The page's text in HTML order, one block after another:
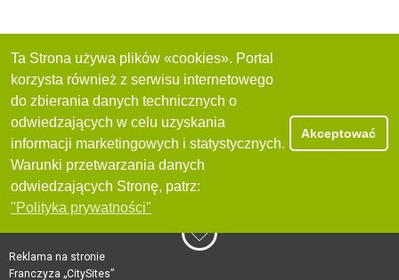
Ta Strona używa plików «cookies». Portal
korzysta również z serwisu internetowego
do zbierania danych technicznych o
odwiedzających w celu uzyskania
informacji marketingowych i statystycznych.
Warunki przetwarzania danych
odwiedzających Stronę, patrz:
"Polityka prywatności"
Akceptować
Reklama na stronie
Franczyza „CitySites”